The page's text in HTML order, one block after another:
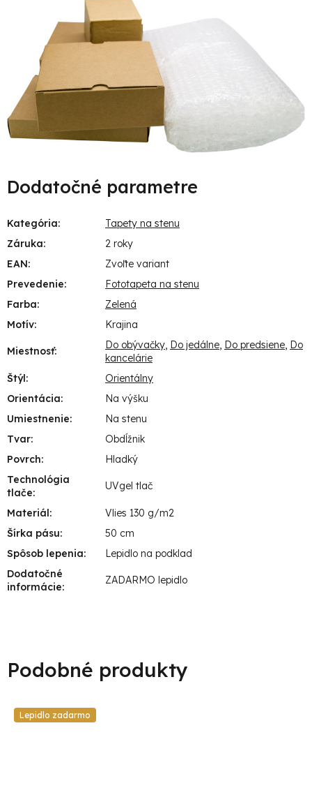
Dodatočné parametre
Kategória:
Tapety na stenu
Záruka:
2 roky
EAN:
Zvoľte variant
Prevedenie:
Fototapeta na stenu
Farba:
Zelená
Motív: Krajina
Miestnosť: Do obývačky, Do jedálne, Do predsiene, Do
kancelárie
Štýl:
Orientálny
Orientácia:
Na výšku
Umiestnenie:
Na stenu
Tvar:
Obdĺžnik
Povrch:
Hladký
Technológia
tlače:
UVgel tlač
Materiál:
Vlies 130 g/m2
Šírka pásu:
50 cm
Spôsob lepenia:
Lepidlo na podklad
Dodatočné
informácie:
ZADARMO lepidlo
Lepidlo zadarmo